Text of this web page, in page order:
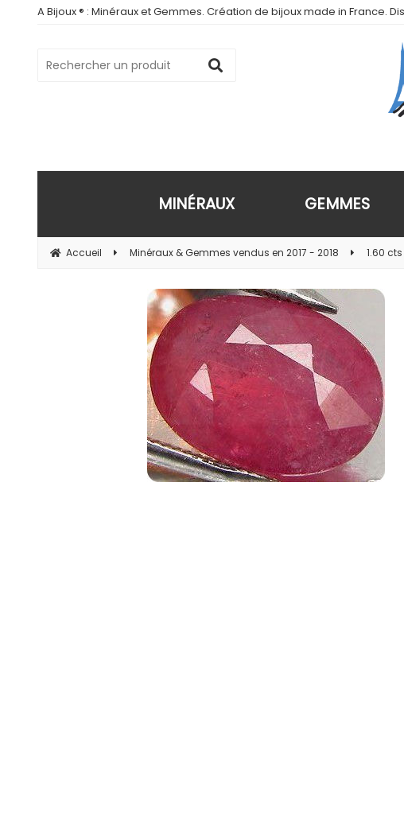
A Bijoux ® : Minéraux et Gemmes. Création de bijoux made in France.
MINÉRAUX GEMMES
Accueil Minéraux & Gemmes vendus en 2017 - 2018 1.60 cts